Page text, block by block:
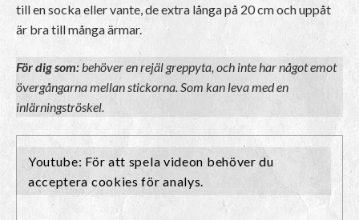
till en socka eller vante, de extra långa på 20 cm och uppåt
är bra till många ärmar.
För dig som:behöver en rejäl greppyta, och inte har något emot
övergångarna mellan stickorna. Som kan leva med en
inlärningströskel.